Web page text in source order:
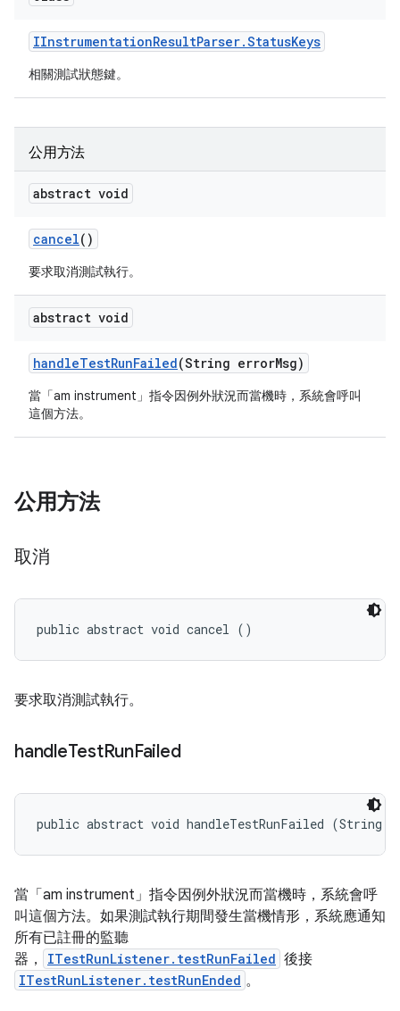
IInstrumentationResultParser.StatusKeys
相關測試狀態鍵。
公用方法
abstract void
cancel()
要求取消測試執行。
abstract void
handleTestRunFailed(String errorMsg)
當「am instrument」指令因例外狀況而當機時，系統會呼叫
這個方法。
公用方法
取消
public abstract void cancel ()
要求取消測試執行。
handleTestRunFailed
public abstract void handleTestRunFailed (String
當「am instrument」指令因例外狀況而當機時，系統會呼
叫這個方法。如果測試執行期間發生當機情形，系統應通知
所有已註冊的監聽
器，
ITestRunListener.testRunFailed 後接
ITestRunListener.testRunEnded 。